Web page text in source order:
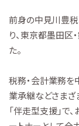
前身の中見川豊
り、東京都墨田区
た。
税務・会計業務を
業承継などさま
「伴走型支援」で